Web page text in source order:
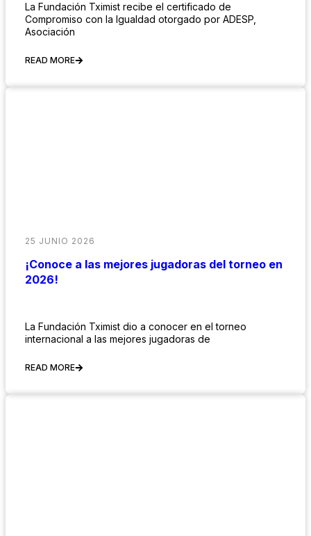
La Fundación Tximist recibe el certificado de
Compromiso con la Igualdad otorgado por ADESP,
Asociación
READ MORE
25 JUNIO 2026
¡Conoce a las mejores jugadoras del torneo en
2026!
La Fundación Tximist dio a conocer en el torneo
internacional a las mejores jugadoras de
READ MORE